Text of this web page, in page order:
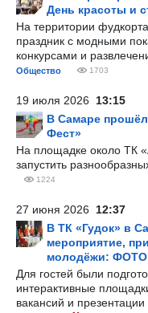
День красоты и
На территории
праздник с модными
конкурсами и
Общество 1703
19 июля 2026 13:15
В Самаре
Фест»
На площадке около ТК
запустить
1224
27 июня 2026 12:37
В ТК «Гудок» в
мероприятие,
молодёжи: ФОТО
Для гостей были
интерактивные
вакансий и